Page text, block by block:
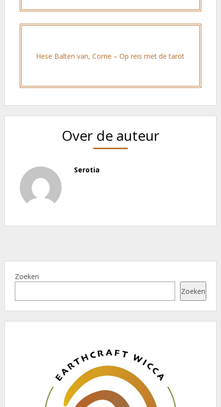
Hese Balten van, Corrie – Op reis met de tarot
Over de auteur
Serotia
Zoeken
Zoeken